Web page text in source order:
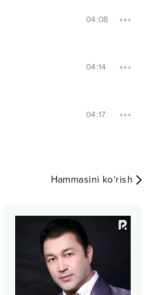
04:08
04:14
04:17
Hammasini ko‘rish